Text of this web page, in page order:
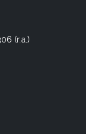
(r.a.)